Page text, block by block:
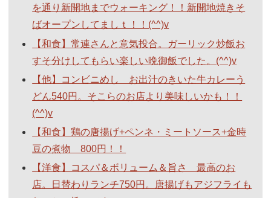
を通り新開地までウォーキング！！新開地焼きそ
ばオープンしてましｔ！！(^^)v
【和食】常連さんと意気投合。ガーリック炒飯お
すそ分けしてもらい楽しい晩御飯でした。(^^)v
【他】コンビニめし お出汁のきいた牛カレーう
どん540円。そこらのお店より美味しいかも！！
(^^)v
【和食】鶏の唐揚げ+ペンネ・ミートソース+金時
豆の煮物 800円！！
【洋食】コスパ＆ボリューム＆旨さ 最高のお
店。日替わりランチ750円。唐揚げもアジフライも